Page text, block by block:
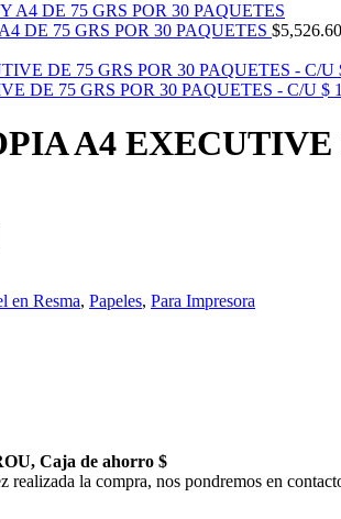
DE 75 GRS POR 30 PAQUETES $5,526.60
DE 75 GRS POR 30 PAQUETES - C/U $
A4 EXECUTIVE
en Resma, Papeles, Para Impresora
Caja de ahorro $
realizada la compra, nos pondremos en